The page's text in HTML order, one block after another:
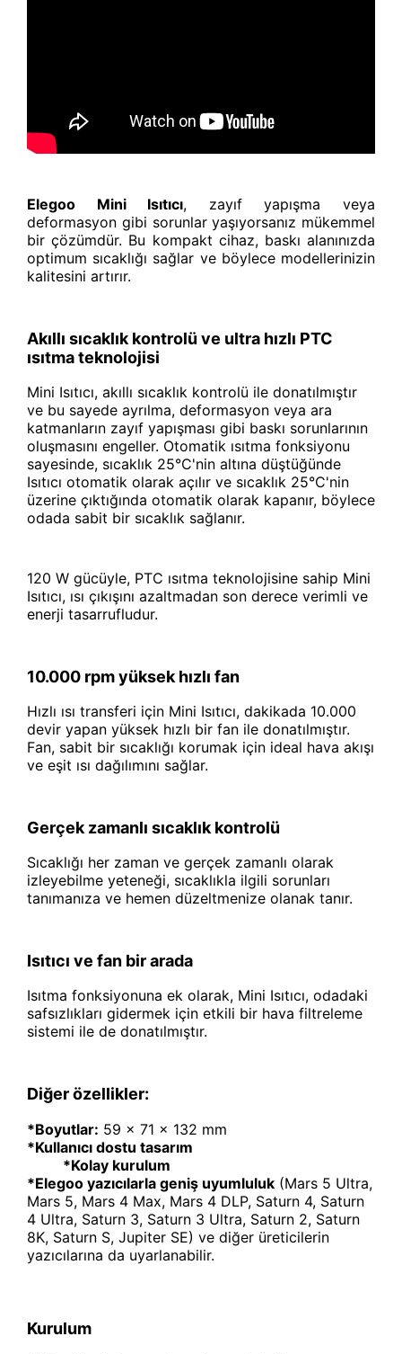
Elegoo Mini Isıtıcı, zayıf yapışma veya
deformasyon gibi sorunlar yaşıyorsanız mükemmel
bir çözümdür. Bu kompakt cihaz, baskı alanınızda
optimum sıcaklığı sağlar ve böylece modellerinizin
kalitesini artırır.
Akıllı sıcaklık kontrolü ve ultra hızlı PTC
ısıtma teknolojisi
Mini Isıtıcı, akıllı sıcaklık kontrolü ile donatılmıştır
ve bu sayede ayrılma, deformasyon veya ara
katmanların zayıf yapışması gibi baskı sorunlarının
oluşmasını engeller. Otomatik ısıtma fonksiyonu
sayesinde, sıcaklık 25°C'nin altına düştüğünde
Isıtıcı otomatik olarak açılır ve sıcaklık 25°C'nin
üzerine çıktığında otomatik olarak kapanır, böylece
odada sabit bir sıcaklık sağlanır.
120 W gücüyle, PTC ısıtma teknolojisine sahip Mini
Isıtıcı, ısı çıkışını azaltmadan son derece verimli ve
enerji tasarrufludur.
10.000 rpm yüksek hızlı fan
Hızlı ısı transferi için Mini Isıtıcı, dakikada 10.000
devir yapan yüksek hızlı bir fan ile donatılmıştır.
Fan, sabit bir sıcaklığı korumak için ideal hava akışı
ve eşit ısı dağılımını sağlar.
Gerçek zamanlı sıcaklık kontrolü
Sıcaklığı her zaman ve gerçek zamanlı olarak
izleyebilme yeteneği, sıcaklıkla ilgili sorunları
tanımanıza ve hemen düzeltmenize olanak tanır.
Isıtıcı ve fan bir arada
Isıtma fonksiyonuna ek olarak, Mini Isıtıcı, odadaki
safsızlıkları gidermek için etkili bir hava filtreleme
sistemi ile de donatılmıştır.
Diğer özellikler:
*Boyutlar: 59 x 71 x 132 mm
*Kullanıcı dostu tasarım
*Kolay kurulum
*Elegoo yazıcılarla geniş uyumluluk (Mars 5 Ultra,
Mars 5, Mars 4 Max, Mars 4 DLP, Saturn 4, Saturn
4 Ultra, Saturn 3, Saturn 3 Ultra, Saturn 2, Saturn
8K, Saturn S, Jupiter SE) ve diğer üreticilerin
yazıcılarına da uyarlanabilir.
Kurulum